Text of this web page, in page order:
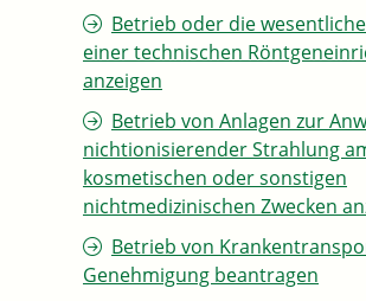
Betrieb oder die
einer technischen
anzeigen
Betrieb von Anlagen zur
nichtionisierender Strahlung
kosmetischen oder sonstigen
nichtmedizinischen Zwecken
Betrieb von
Genehmigung beantragen